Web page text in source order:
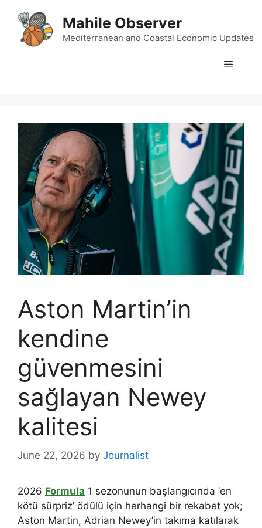
content
Mahile Observer
Mediterranean and Coastal Economic Updates
Menu
Aston Martin’in
kendine
güvenmesini
sağlayan Newey
kalitesi
June 22, 2026 by Journalist
2026 Formula 1 sezonunun başlangıcında ‘en
kötü sürpriz’ ödülü için herhangi bir rekabet yok;
Aston Martin, Adrian Newey’in takıma katılarak